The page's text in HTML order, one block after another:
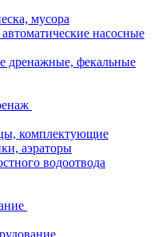
мусора
насосные
дренажные, фекальные
комплектующие
аэраторы
водоотвода